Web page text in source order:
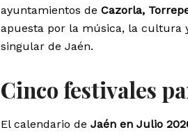
ayuntamientos de Cazorla,
apuesta por la música, la cultura
singular de Jaén.
Cinco festivales
El calendario de Jaén en Julio